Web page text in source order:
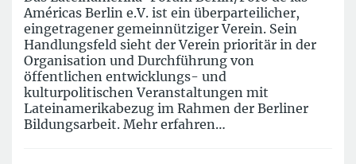
Américas Berlin e.V. ist ein überparteilicher,
eingetragener gemeinnütziger Verein. Sein
Handlungsfeld sieht der Verein prioritär in der
Organisation und Durchführung von
öffentlichen entwicklungs- und
kulturpolitischen Veranstaltungen mit
Lateinamerikabezug im Rahmen der Berliner
Bildungsarbeit. Mehr erfahren…